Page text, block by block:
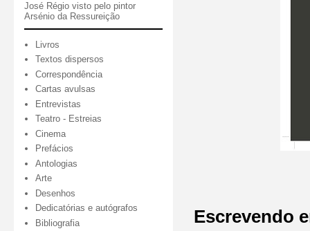
Escrevendo
José Régio visto pelo pintor
Arsénio da Ressureição
Livros
Textos dispersos
Correspondência
Cartas avulsas
Entrevistas
Teatro - Estreias
Cinema
Prefácios
Antologias
Arte
Desenhos
Dedicatórias e autógrafos
Bibliografia